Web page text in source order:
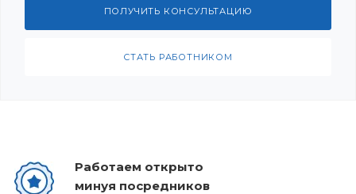
ПОЛУЧИТЬ КОНСУЛЬТАЦИЮ
СТАТЬ РАБОТНИКОМ
Работаем открыто
минуя посредников